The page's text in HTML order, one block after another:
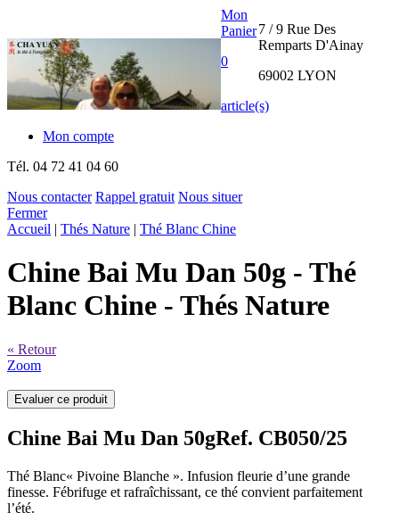
THE CHA
YUAN
INTERNATIONAL
7 / 9 Rue Des
Remparts D'Ainay
69002 LYON
Mon
Panier
0
article(s)
Mon compte
Tél. 04 72 41 04 60
Nous contacter Rappel gratuit Nous situer
Fermer
Accueil | Thés Nature | Thé Blanc Chine
Chine Bai Mu Dan 50g - Thé
Blanc Chine - Thés Nature
« Retour
Zoom
Chine Bai Mu Dan 50gRef. CB050/25
Thé Blanc« Pivoine Blanche ». Infusion fleurie d’une grande
finesse. Fébrifuge et rafraîchissant, ce thé convient parfaitement
l’été.